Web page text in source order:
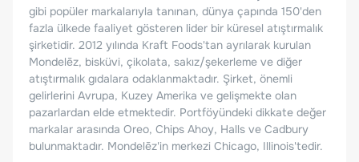
gibi popüler markalarıyla tanınan, dünya çapında 150'den
fazla ülkede faaliyet gösteren lider bir küresel atıştırmalık
şirketidir. 2012 yılında Kraft Foods'tan ayrılarak kurulan
Mondelēz, bisküvi, çikolata, sakız/şekerleme ve diğer
atıştırmalık gıdalara odaklanmaktadır. Şirket, önemli
gelirlerini Avrupa, Kuzey Amerika ve gelişmekte olan
pazarlardan elde etmektedir. Portföyündeki dikkate değer
markalar arasında Oreo, Chips Ahoy, Halls ve Cadbury
bulunmaktadır. Mondelēz'in merkezi Chicago, Illinois'tedir.